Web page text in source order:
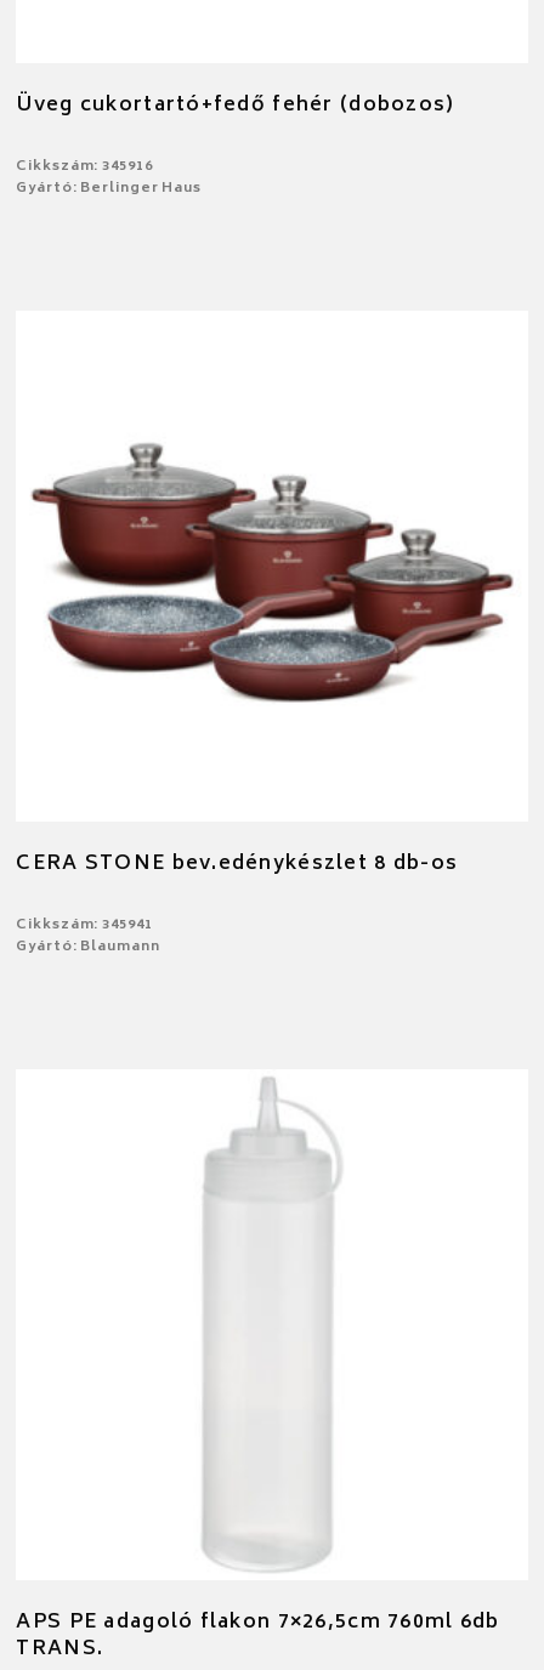
Üveg cukortartó+fedő fehér (dobozos)
Cikkszám: 345916
Gyártó: Berlinger Haus
CERA STONE bev.edénykészlet 8 db-os
Cikkszám: 345941
Gyártó: Blaumann
APS PE adagoló flakon 7×26,5cm 760ml 6db
TRANS.